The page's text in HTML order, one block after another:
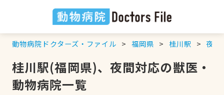
動物病院ドクターズ・ファイル 福岡県 桂川駅 夜間
桂川駅(福岡県)、夜間対応の獣医・
動物病院一覧